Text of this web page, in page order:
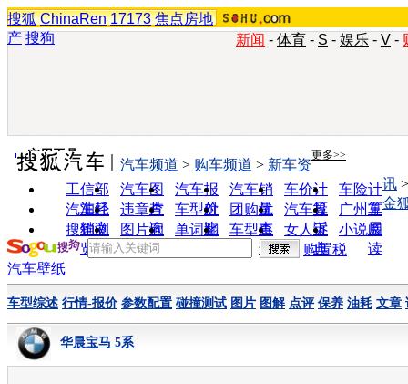
搜狐 ChinaRen 17173 焦点房地
产 搜狗 新闻 - 体育 - S - 娱乐 - V -
实用工具 更多>>
工信部
油耗
汽车图
片
汽车报
价
汽车销
量
车价计
算
车险计
算
汽车经
销商
违章查
询
车型对
比
团购优
惠
汽车投
诉
广州车
展
搜狗浏
览器
图片欣
赏
单词翻
车型查
询
女人宝
典
小说阅
读
汽车频道 > 购车频道 > 新车资
讯
金
购置税
汽车壁纸
车型综述 行情-报价 参数配置 碰撞测试 图片 图解 点评 保养 油耗 文章
华晨宝马 5系